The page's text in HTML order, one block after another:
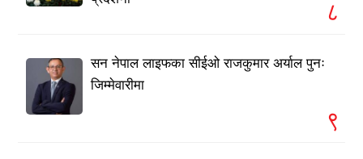
८
सन नेपाल लाइफका सीईओ राजकुमार अर्याल पुनः
जिम्मेवारीमा
९